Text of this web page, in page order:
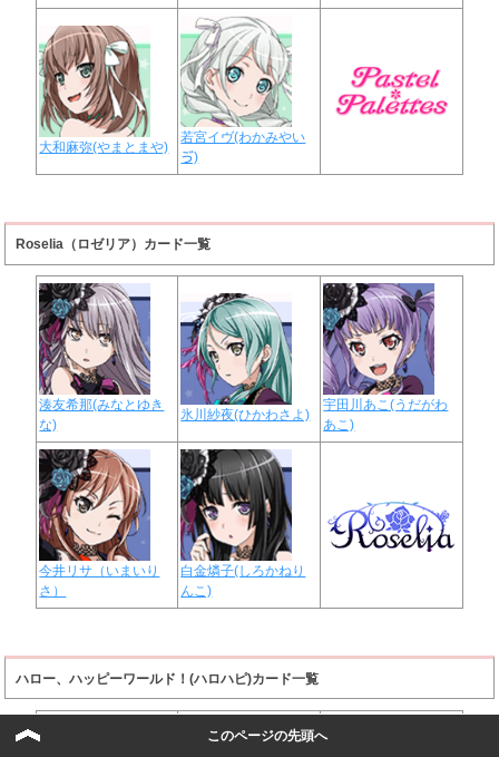
大和麻弥(やまとまや)
若宮イヴ(わかみやい
ゔ)
Roselia（ロゼリア）カード一覧
湊友希那(みなとゆき
な)
氷川紗夜(ひかわさよ)
宇田川あこ(うだがわ
あこ)
今井リサ（いまいり
さ）
白金燐子(しろかねり
んこ)
ハロー、ハッピーワールド！(ハロハピ)カード一覧
このページの先頭へ